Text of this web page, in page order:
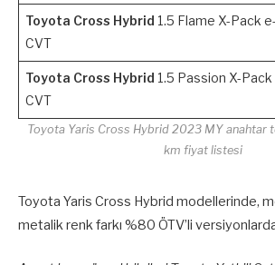
Toyota Cross Hybrid 1.5 Flame X-Pack e-
CVT
Toyota Cross Hybrid 1.5 Passion X-Pack
CVT
Toyota Yaris Cross Hybrid 2023 MY anahtar
km fiyat listesi
Toyota Yaris Cross Hybrid modellerinde,
metalik renk farkı %80 ÖTV’li